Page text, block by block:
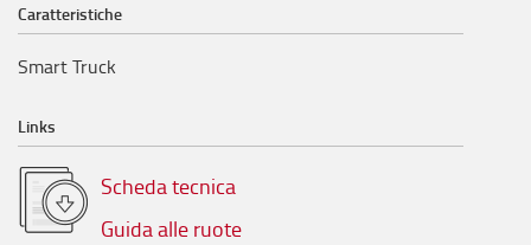
Caratteristiche
Smart Truck
Links
Scheda tecnica
Guida alle ruote